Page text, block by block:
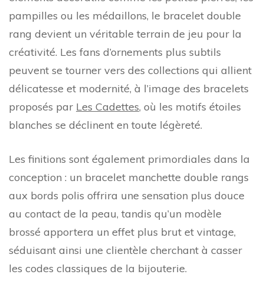
pampilles ou les médaillons, le bracelet double
rang devient un véritable terrain de jeu pour la
créativité. Les fans d’ornements plus subtils
peuvent se tourner vers des collections qui allient
délicatesse et modernité, à l’image des bracelets
proposés par Les Cadettes, où les motifs étoiles
blanches se déclinent en toute légèreté.
Les finitions sont également primordiales dans la
conception : un bracelet manchette double rangs
aux bords polis offrira une sensation plus douce
au contact de la peau, tandis qu’un modèle
brossé apportera un effet plus brut et vintage,
séduisant ainsi une clientèle cherchant à casser
les codes classiques de la bijouterie.